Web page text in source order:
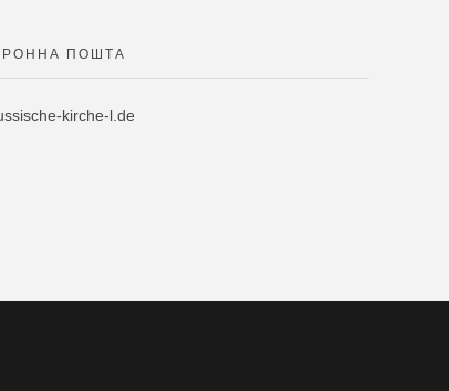
ПОШТА
kirche-l.de